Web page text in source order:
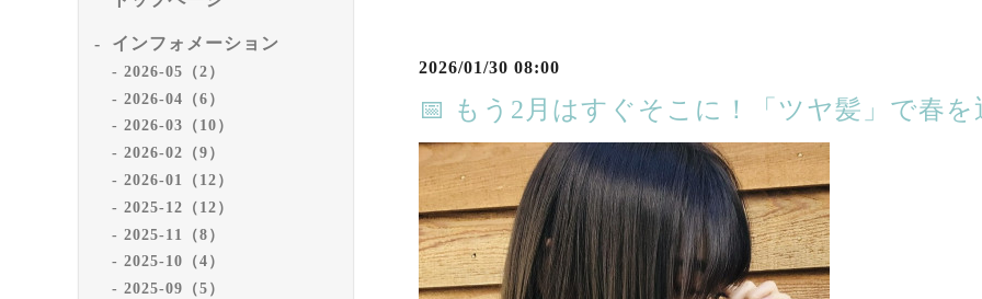
インフォメーション
2026-05（2）
2026-04（6）
2026-03（10）
2026-02（9）
2026-01（12）
2025-12（12）
2025-11（8）
2025-10（4）
2025-09（5）
2026/01/30 08:00
📅 もう2月はすぐそこに！「ツヤ髪」で春を